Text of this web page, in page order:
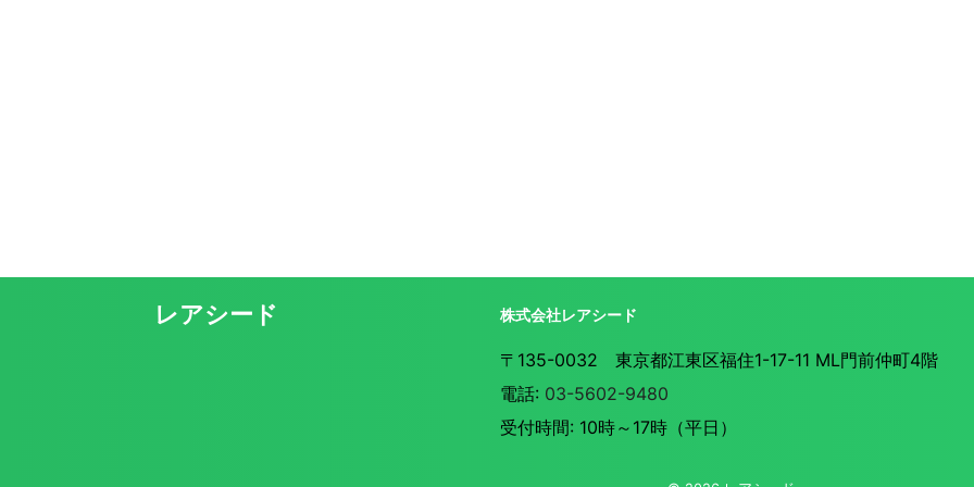
株式会社レアシード
〒135-0032 東京都江東区福住1-17-11 ML門前仲町4階
電話: 03-5602-9480
受付時間: 10時～17時（平日）
レアシード